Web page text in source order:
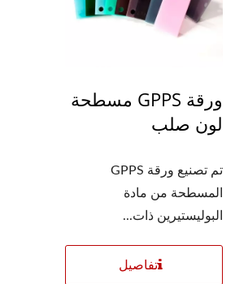
ورقة GPPS مسطحة
لون صلب
تم تصنيع ورقة GPPS
المسطحة من مادة
البوليستيرين ذات...
تفاصيل